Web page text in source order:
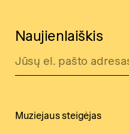
Naujienlaiškis
Muziejaus steigėjas